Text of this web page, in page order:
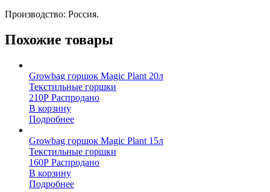
Производство: Россия.
Похожие товары
Growbag горшок Magic Plant 20л
Текстильные горшки
210Р Распродано
В корзину
Подробнее
Growbag горшок Magic Plant 15л
Текстильные горшки
160Р Распродано
В корзину
Подробнее